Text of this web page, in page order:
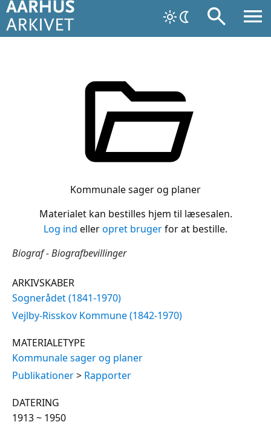
Kommunale sager og planer
Materialet kan bestilles hjem til læsesalen.
Log ind elleropret brugerfor at bestille.
Biograf - Biografbevillinger
ARKIVSKABER
Sognerådet (1841-1970)
Vejlby-Risskov Kommune (1842-1970)
MATERIALETYPE
Kommunale sager og planer
Publikationer> Rapporter
DATERING
1913 ~ 1950